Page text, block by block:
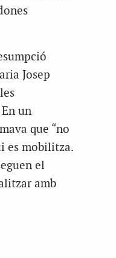
Josep
un
que “no
es mobilitza.
el
amb